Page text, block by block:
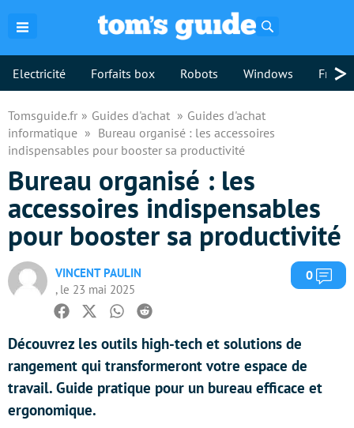
Electricité Forfaits box Robots Windows >
Tomsguide.fr Guides d'achat
Guides d'achat
informatique
Bureau organisé : les accessoires
indispensables pour booster sa productivité
Bureau organisé : les
accessoires indispensables
pour booster sa productivité
VINCENT PAULIN
, le 23 mai 2025
0
Facebook
TwitterWhatsapp
Reddit
Découvrez les outils high-tech et solutions de
rangement qui transformeront votre espace de
travail. Guide pratique pour un bureau efficace et
ergonomique.